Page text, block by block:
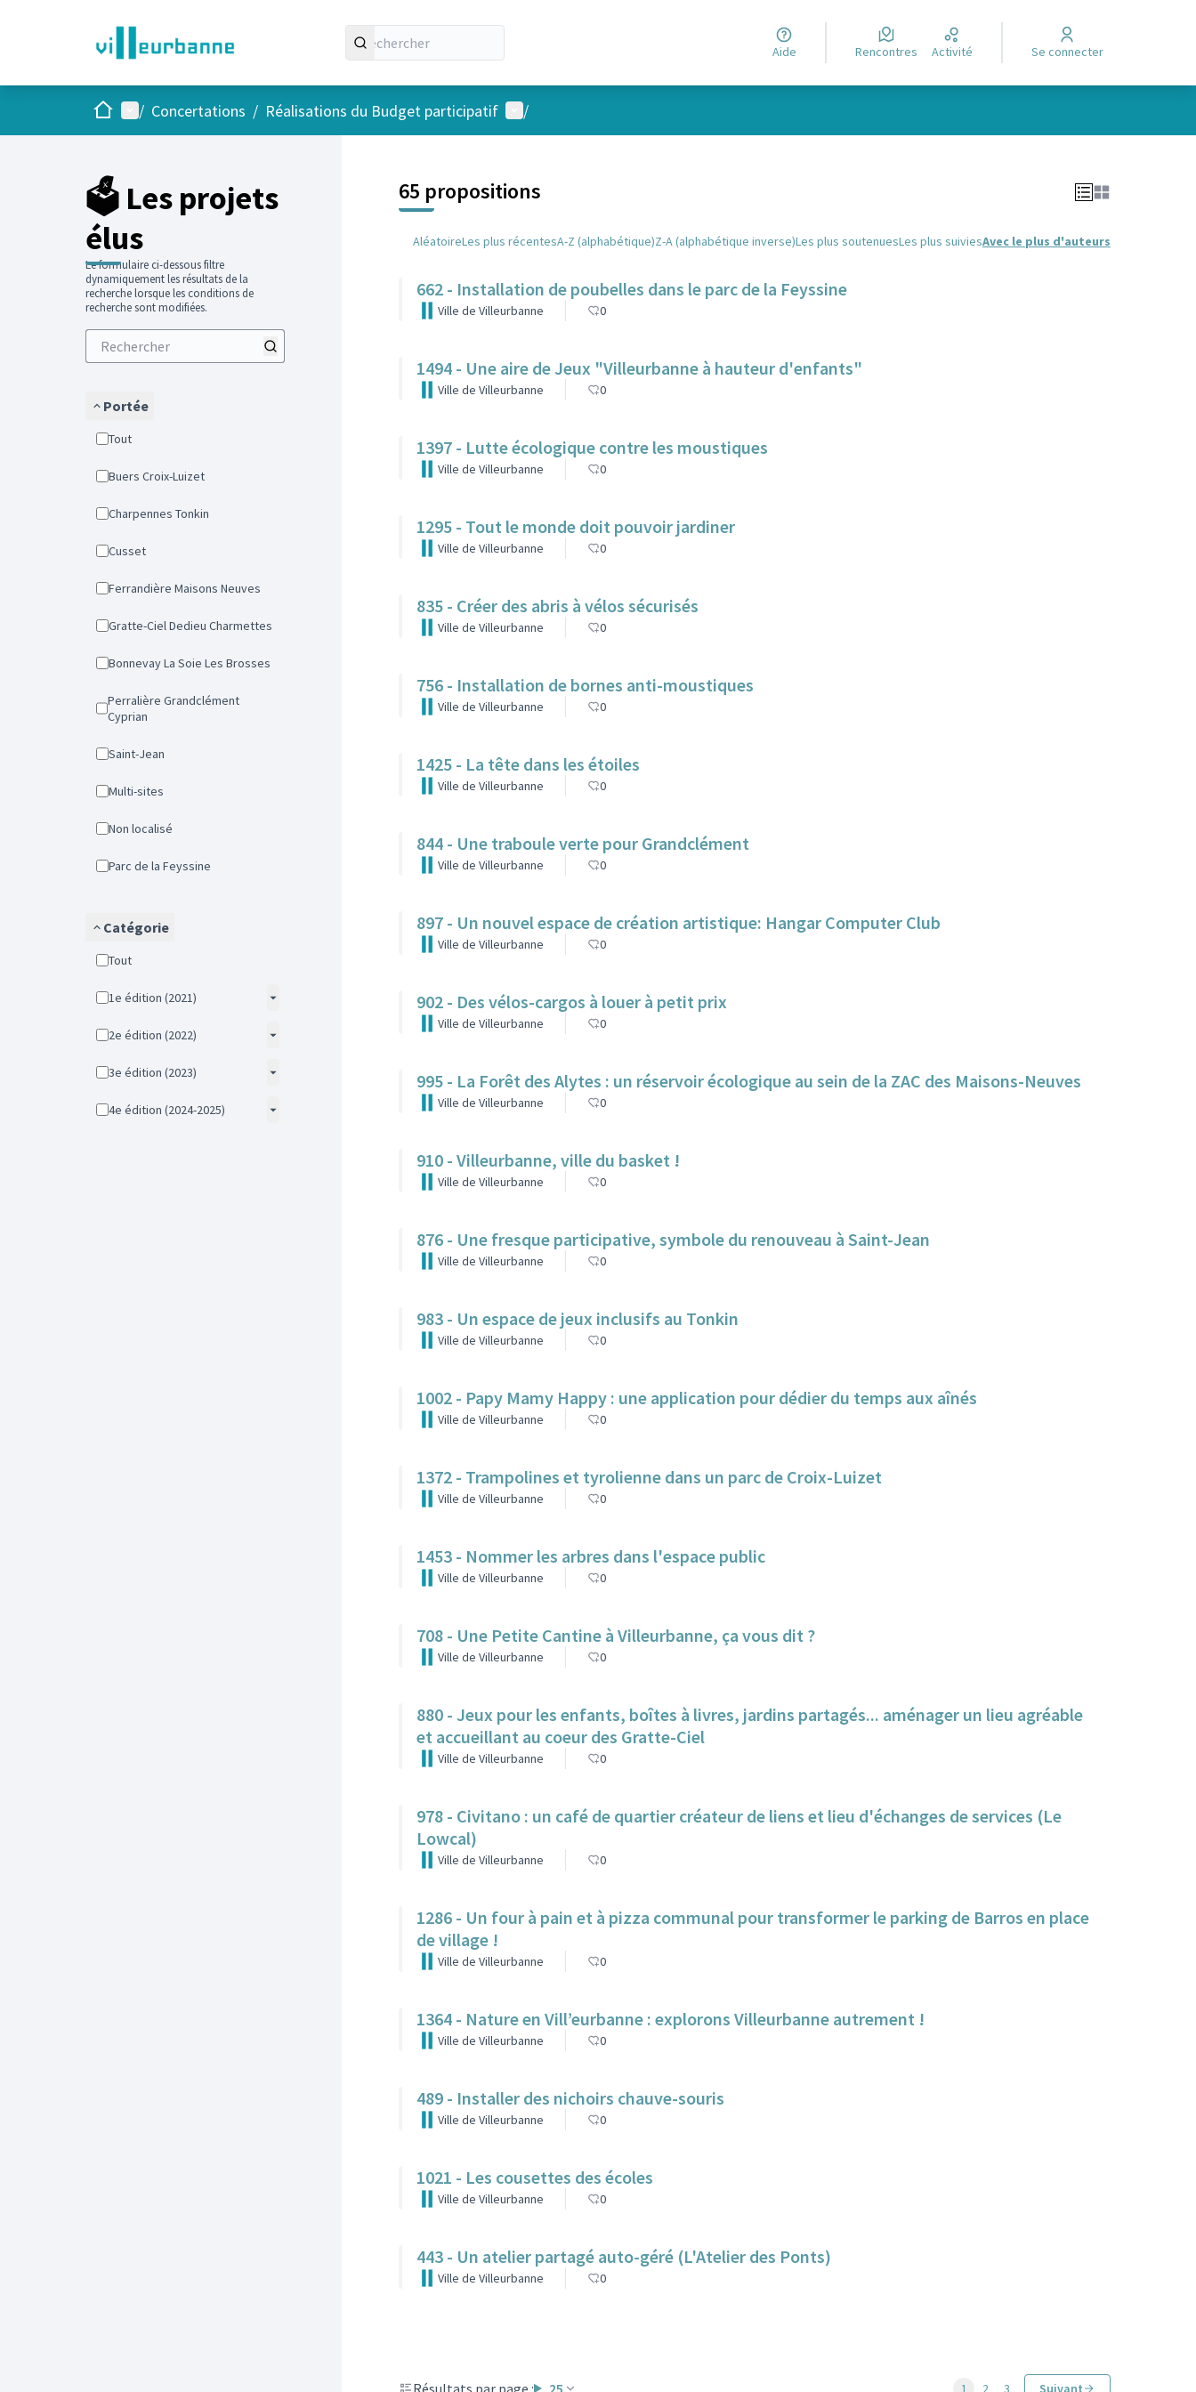
Aide Rencontres Activité Se connecter
AccueilMenu principal
/ Concertations / Réalisations du Budget participatif Menu utilisateur
/
🗳️ Les projets
élus
Le formulaire ci-dessous filtre
dynamiquement les résultats de la
recherche lorsque les conditions de
recherche sont modifiées.
Portée
Tout
Buers Croix-Luizet
Charpennes Tonkin
Cusset
Ferrandière Maisons Neuves
Gratte-Ciel Dedieu Charmettes
Bonnevay La Soie Les Brosses
Perralière Grandclément
Cyprian
Saint-Jean
Multi-sites
Non localisé
Parc de la Feyssine
Catégorie
Tout
1e édition (2021)
2e édition (2022)
3e édition (2023)
4e édition (2024-2025)
65 propositions
AléatoireLes plus récentesA-Z (alphabétique)Z-A (alphabétique inverse)Les plus soutenuesLes plus suiviesAvec le plus d'auteurs
662 - Installation de poubelles dans le parc de la Feyssine
Ville de Villeurbanne 0
1494 - Une aire de Jeux "Villeurbanne à hauteur d'enfants"
Ville de Villeurbanne 0
1397 - Lutte écologique contre les moustiques
Ville de Villeurbanne 0
1295 - Tout le monde doit pouvoir jardiner
Ville de Villeurbanne 0
835 - Créer des abris à vélos sécurisés
Ville de Villeurbanne 0
756 - Installation de bornes anti-moustiques
Ville de Villeurbanne 0
1425 - La tête dans les étoiles
Ville de Villeurbanne 0
844 - Une traboule verte pour Grandclément
Ville de Villeurbanne 0
897 - Un nouvel espace de création artistique: Hangar Computer Club
Ville de Villeurbanne 0
902 - Des vélos-cargos à louer à petit prix
Ville de Villeurbanne 0
995 - La Forêt des Alytes : un réservoir écologique au sein de la ZAC des Maisons-Neuves
Ville de Villeurbanne 0
910 - Villeurbanne, ville du basket !
Ville de Villeurbanne 0
876 - Une fresque participative, symbole du renouveau à Saint-Jean
Ville de Villeurbanne 0
983 - Un espace de jeux inclusifs au Tonkin
Ville de Villeurbanne 0
1002 - Papy Mamy Happy : une application pour dédier du temps aux aînés
Ville de Villeurbanne 0
1372 - Trampolines et tyrolienne dans un parc de Croix-Luizet
Ville de Villeurbanne 0
1453 - Nommer les arbres dans l'espace public
Ville de Villeurbanne 0
708 - Une Petite Cantine à Villeurbanne, ça vous dit ?
Ville de Villeurbanne 0
880 - Jeux pour les enfants, boîtes à livres, jardins partagés... aménager un lieu agréable
et accueillant au coeur des Gratte-Ciel
Ville de Villeurbanne 0
978 - Civitano : un café de quartier créateur de liens et lieu d'échanges de services (Le
Lowcal)
Ville de Villeurbanne 0
1286 - Un four à pain et à pizza communal pour transformer le parking de Barros en place
de village !
Ville de Villeurbanne 0
1364 - Nature en Vill’eurbanne : explorons Villeurbanne autrement !
Ville de Villeurbanne 0
489 - Installer des nichoirs chauve-souris
Ville de Villeurbanne 0
1021 - Les cousettes des écoles
Ville de Villeurbanne 0
443 - Un atelier partagé auto-géré (L'Atelier des Ponts)
Ville de Villeurbanne 0
Résultats par page : 25 1 2 3 Suivant